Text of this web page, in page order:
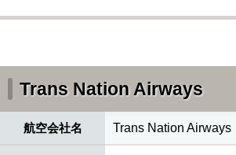
Trans Nation Airways
航空会社名 Trans Nation Airways